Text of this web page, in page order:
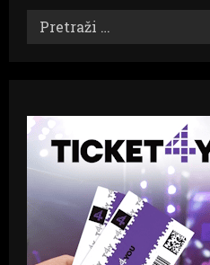
Pretraži: